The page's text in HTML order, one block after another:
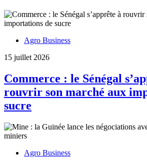
Agro Business
15 juillet 2026
Commerce : le Sénégal
rouvrir son marché aux
sucre
Agro Business